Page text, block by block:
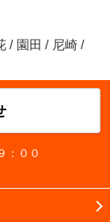
/ 園田 / 尼崎 /
：００